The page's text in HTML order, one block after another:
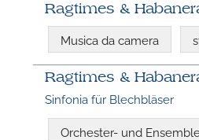
Ragtimes &
Musica da camera
Ragtimes &
Sinfonia für Blechbläser
Orchester- und